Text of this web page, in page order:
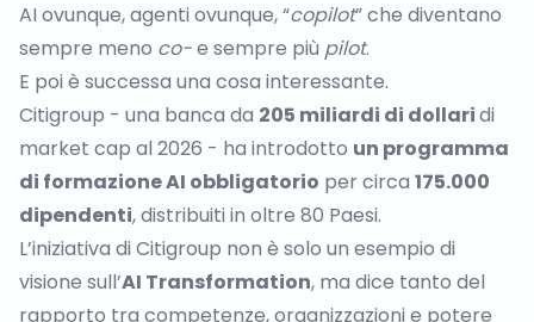
AI ovunque, agenti ovunque, “copilot” che diventano
sempre meno co-e sempre più pilot.
E poi è successa una cosa interessante.
Citigroup - una banca da 205 miliardi di dollaridi
market cap al 2026 - ha introdotto un programma
di formazione AI obbligatorio per circa 175.000
dipendenti, distribuiti in oltre 80 Paesi.
L’iniziativa di Citigroup non è solo un esempio di
visione sull’AI Transformation, ma dice tanto del
rapporto tra competenze, organizzazioni e potere